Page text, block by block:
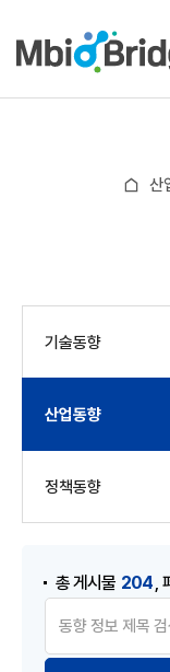
산
기술동향
산업동향
정책동향
총 게시물 204 ,